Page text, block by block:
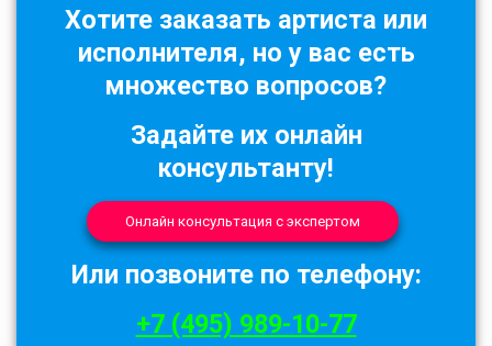
Хотите заказать артиста или
исполнителя, но у вас есть
множество вопросов?
Задайте их онлайн
консультанту!
Онлайн консультация с экспертом
Или позвоните по телефону:
+7 (495) 989-10-77